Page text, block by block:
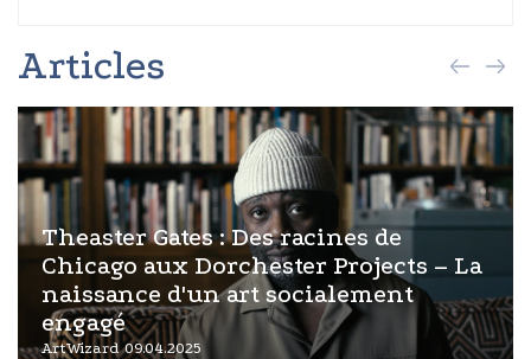
Articles
Theaster Gates : Des racines de
Chicago aux Dorchester Projects – La
naissance d'un art socialement
engagé
ArtWizard 09.04.2025